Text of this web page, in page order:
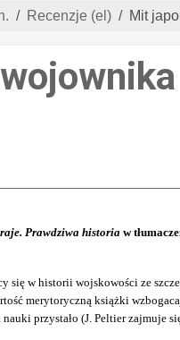
Recenzje (el) Mit
Prawdziwa historia w
się w historii wojskowości ze
merytoryczną książki
przystało (J. Peltier zajmuje